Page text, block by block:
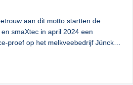
aan dit motto startten de
smaXtec in april 2024 een
proef op het melkveebedrijf Jünck…